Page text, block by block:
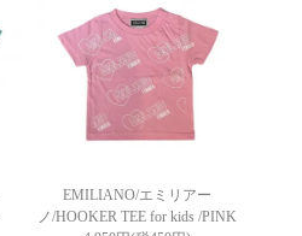
EMILIANO/エミリアー
ノ/HOOKER TEE for kids /PINK